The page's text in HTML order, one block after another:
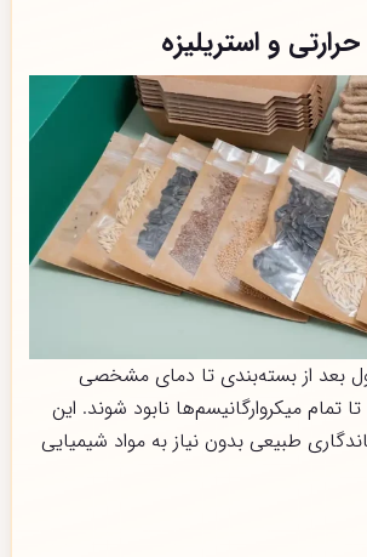
بعد از بسته‌بندی تا دمای مشخصی
تمام میکروارگانیسم‌ها نابود شوند. این
طبیعی بدون نیاز به مواد شیمیایی